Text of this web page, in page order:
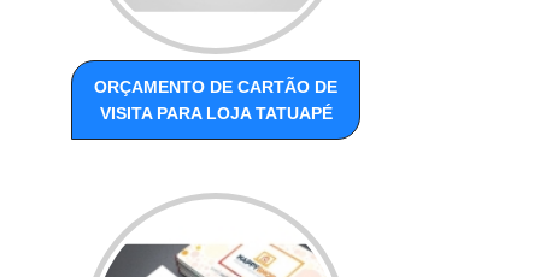
ORÇAMENTO DE CARTÃO DE
VISITA PARA LOJA TATUAPÉ